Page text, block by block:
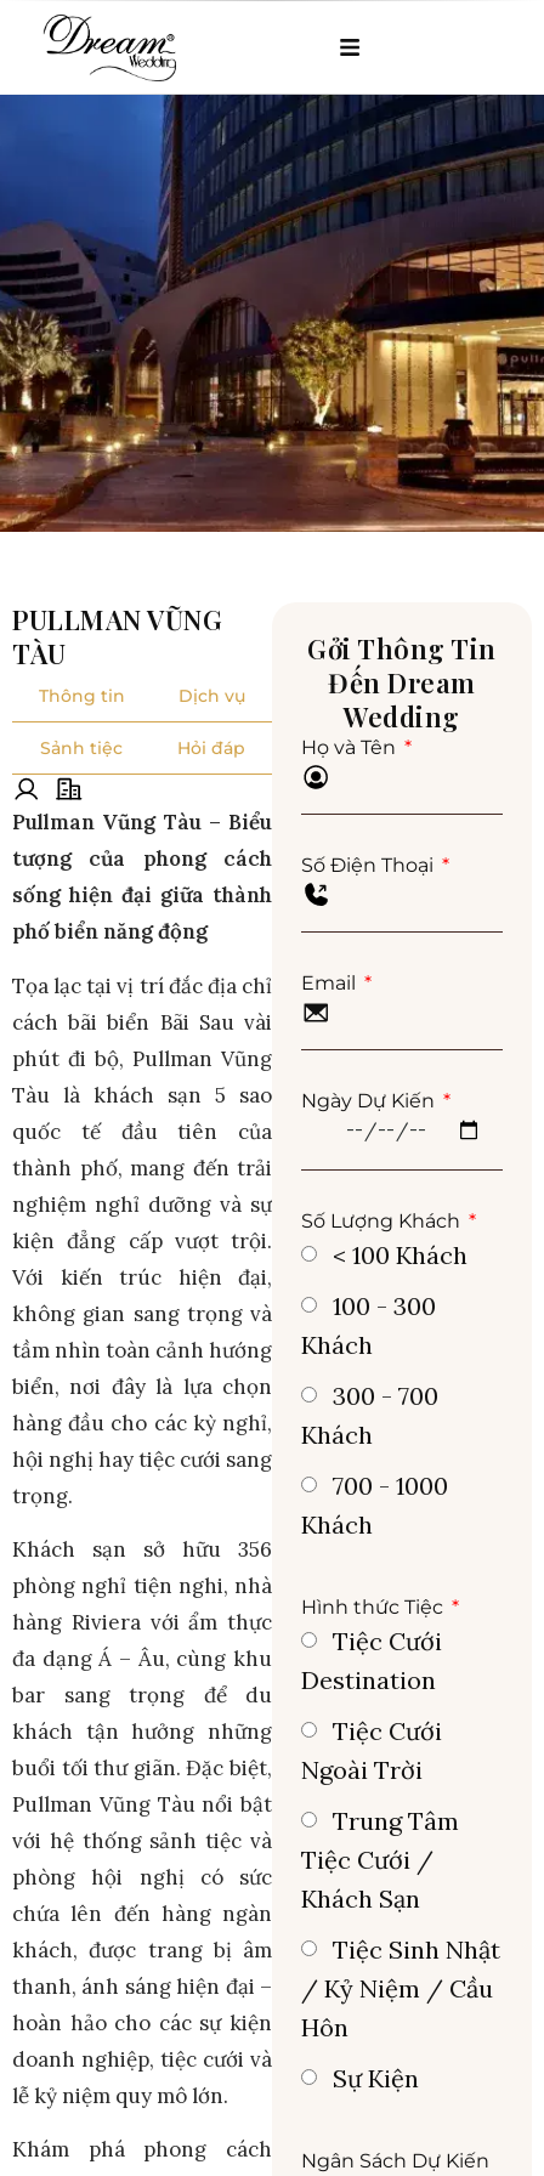
PULLMAN VŨNG
TÀU
Thông tin Dịch vụ
Sảnh tiệc Hỏi đáp
Pullman Vũng Tàu – Biểu
tượng của phong cách
sống hiện đại giữa thành
phố biển năng động
Tọa lạc tại vị trí đắc địa chỉ
cách bãi biển Bãi Sau vài
phút đi bộ, Pullman Vũng
Tàu là khách sạn 5 sao
quốc tế đầu tiên của
thành phố, mang đến trải
nghiệm nghỉ dưỡng và sự
kiện đẳng cấp vượt trội.
Với kiến trúc hiện đại,
không gian sang trọng và
tầm nhìn toàn cảnh hướng
biển, nơi đây là lựa chọn
hàng đầu cho các kỳ nghỉ,
hội nghị hay tiệc cưới sang
trọng.
Khách sạn sở hữu 356
phòng nghỉ tiện nghi, nhà
hàng Riviera với ẩm thực
đa dạng Á – Âu, cùng khu
bar sang trọng để du
khách tận hưởng những
buổi tối thư giãn. Đặc biệt,
Pullman Vũng Tàu nổi bật
với hệ thống sảnh tiệc và
phòng hội nghị có sức
chứa lên đến hàng ngàn
khách, được trang bị âm
thanh, ánh sáng hiện đại –
hoàn hảo cho các sự kiện
doanh nghiệp, tiệc cưới và
lễ kỷ niệm quy mô lớn.
Khám phá phong cách
Gởi Thông Tin
Đến Dream
Wedding
Họ và Tên
Số Điện Thoại
Email
Ngày Dự Kiến
Số Lượng Khách
< 100 Khách
100 - 300
Khách
300 - 700
Khách
700 - 1000
Khách
Hình thức Tiệc
Tiệc Cưới
Destination
Tiệc Cưới
Ngoài Trời
Trung Tâm
Tiệc Cưới /
Khách Sạn
Tiệc Sinh Nhật
/ Kỷ Niệm / Cầu
Hôn
Sự Kiện
Ngân Sách Dự Kiến